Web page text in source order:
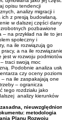
opisu tendencji
analizy migracji i
ich z presją budowlaną.
w dalszej części
pozbawione
– na przykład na ile to
społeczny i
na ile rozwiązują go
a na ile rozwiązanie
jest w rozwoju podmiotów
traci swoją moc
Podobnie analiza
czy oceny
– na ile zaspakajają one
– ogranicza
tego rozdziału jako
analizy kierunków
metodologia
Planu Rozwoju